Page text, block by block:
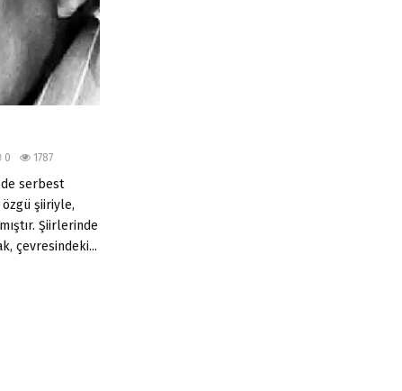
0 1787
de serbest
şiiriyle,
Şiirlerinde
çevresindeki...